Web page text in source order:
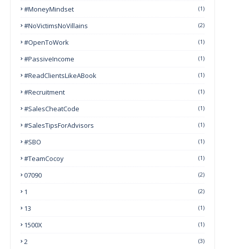
#MoneyMindset (1)
#NoVictimsNoVillains (2)
#OpenToWork (1)
#PassiveIncome (1)
#ReadClientsLikeABook (1)
#Recruitment (1)
#SalesCheatCode (1)
#SalesTipsForAdvisors (1)
#SBO (1)
#TeamCocoy (1)
07090 (2)
1 (2)
13 (1)
1500X (1)
2 (3)